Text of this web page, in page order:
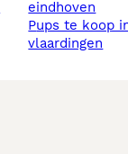
eindhoven
pups te koop in
vlaardingen